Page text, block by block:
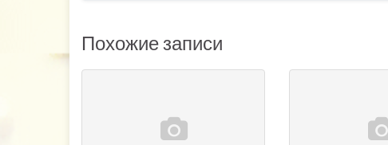
Похожие записи